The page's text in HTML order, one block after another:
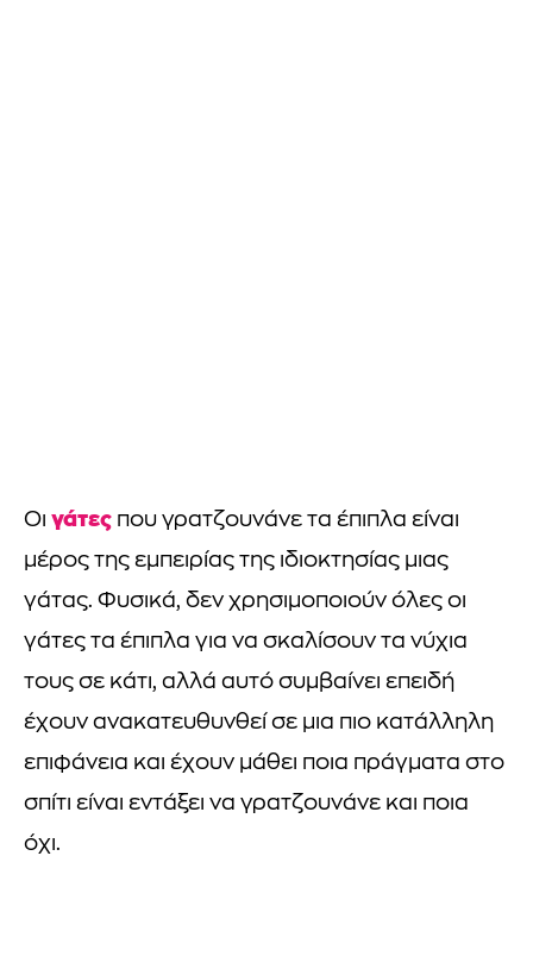
Οι γάτες που γρατζουνάνε τα έπιπλα είναι
μέρος της εμπειρίας της ιδιοκτησίας μιας
γάτας. Φυσικά, δεν χρησιμοποιούν όλες οι
γάτες τα έπιπλα για να σκαλίσουν τα νύχια
τους σε κάτι, αλλά αυτό συμβαίνει επειδή
έχουν ανακατευθυνθεί σε μια πιο κατάλληλη
επιφάνεια και έχουν μάθει ποια πράγματα στο
σπίτι είναι εντάξει να γρατζουνάνε και ποια
όχι.